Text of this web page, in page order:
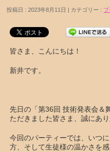
投稿日 : 2023年8月11日 | カテゴリー :
皆さま、こんにちは！
新井です。
先日の「第36回 技術発表会＆
ただきました皆さま、誠にあ
今回のパーティーでは、いつ
方、そして生徒様の温かさを感